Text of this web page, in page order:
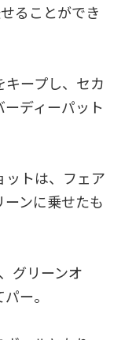
ることができ
ープし、セカ
ディーパット
ットは、フェア
ンに乗せたも
グリーンオ
ー。